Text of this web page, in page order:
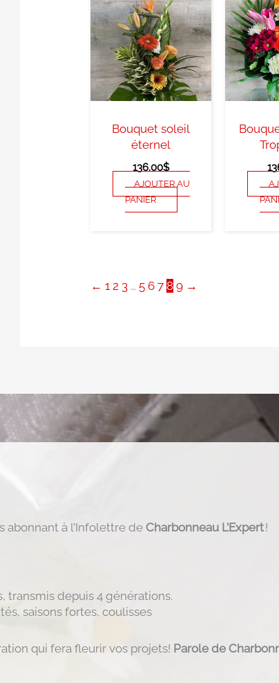
Bouquet soleil
éternel
136.00$
AJOUTER AU
PANIER
← 1 2 3 … 5 6 7 8 9 →
abonnant à l’Infolettre de Charbonneau L’Expert!
transmis depuis 4 générations.
saisons fortes, coulisses
qui fera fleurir vos projets! Parole de